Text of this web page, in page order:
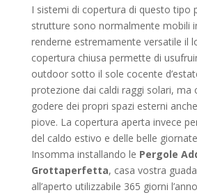
I sistemi di copertura di questo tipo
strutture sono normalmente mobili
renderne estremamente versatile il
copertura chiusa permette di
outdoor sotto il sole cocente
protezione dai caldi raggi solari, ma
godere dei propri spazi esterni
piove. La copertura aperta invece
del caldo estivo e delle belle
Insomma installando le Pergole
Grottaperfetta, casa vostra
all’aperto utilizzabile 365 giorni